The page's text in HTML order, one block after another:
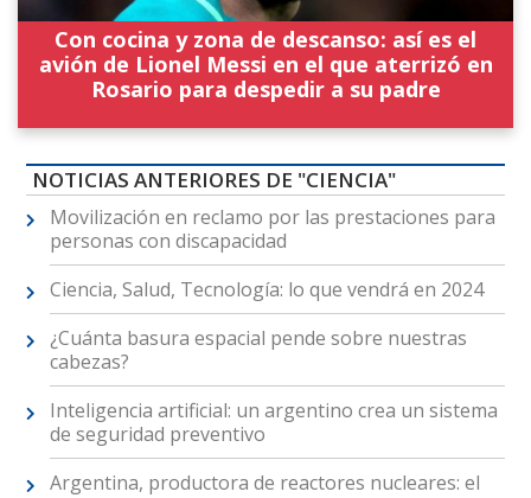
Con cocina y zona de descanso: así es el
avión de Lionel Messi en el que aterrizó en
Rosario para despedir a su padre
NOTICIAS ANTERIORES DE "CIENCIA"
Movilización en reclamo por las prestaciones para
personas con discapacidad
Ciencia, Salud, Tecnología: lo que vendrá en 2024
¿Cuánta basura espacial pende sobre nuestras
cabezas?
Inteligencia artificial: un argentino crea un sistema
de seguridad preventivo
Argentina, productora de reactores nucleares: el